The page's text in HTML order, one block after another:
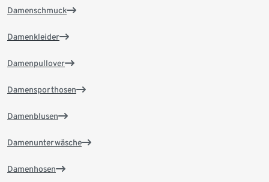
Damenschmuck
Damenkleider
Damenpullover
Damensporthosen
Damenblusen
Damenunterwäsche
Damenhosen